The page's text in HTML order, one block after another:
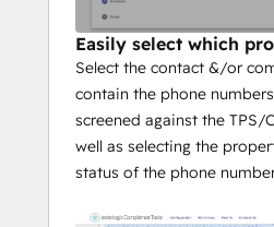
Easily select which
Select the contact &/or
contain the phone
screened against the TPS/
well as selecting the
status of the phone